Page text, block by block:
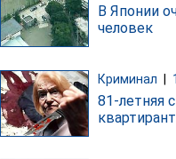
В Японии
человек
Криминал |
81-летняя